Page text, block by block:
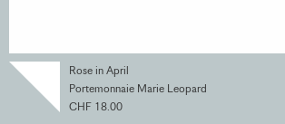
Rose in April
Portemonnaie Marie Leopard
CHF 18.00